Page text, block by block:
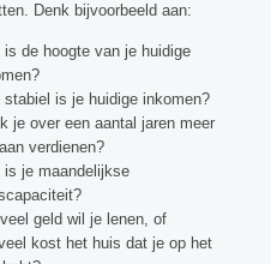
Denk bijvoorbeeld aan:
is de hoogte van je huidige
stabiel is je huidige inkomen?
je over een aantal jaren meer
verdienen?
is je maandelijkse
geld wil je lenen, of
kost het huis dat je op het